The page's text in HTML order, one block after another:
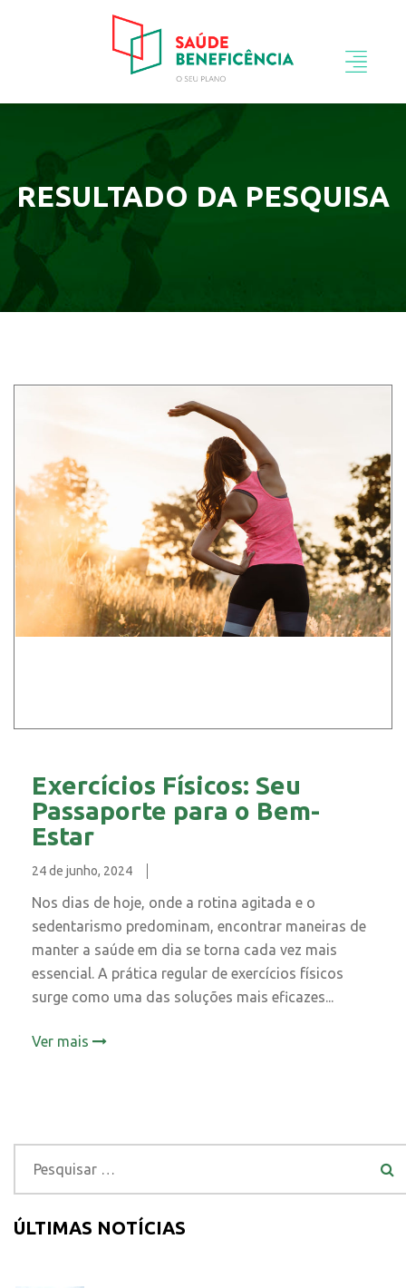
RESULTADO DA PESQUISA
Exercícios Físicos: Seu
Passaporte para o Bem-
Estar
24 de junho, 2024
Nos dias de hoje, onde a rotina agitada e o
sedentarismo predominam, encontrar maneiras de
manter a saúde em dia se torna cada vez mais
essencial. A prática regular de exercícios físicos
surge como uma das soluções mais eficazes...
Ver mais
ÚLTIMAS NOTÍCIAS